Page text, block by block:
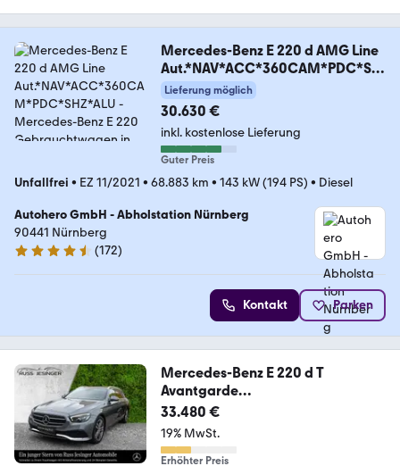
Mercedes-Benz E 220 d AMG Line
Aut.*NAV*ACC*360CAM*PDC*SH
Z*ALU
Lieferung möglich
30.630 €
inkl. kostenlose Lieferung
Guter Preis
Unfallfrei • EZ 11/2021 • 68.883 km • 143 kW (194 PS) • Diesel
Autohero GmbH - Abholstation Nürnberg
90441 Nürnberg
4.5 Sterne
(172)
Kontakt Parken
Mercedes-Benz E 220 d T
Avantgarde
*Cam*Pano*WIDE*LED*StandHz
g
33.480 €
19% MwSt.
Erhöhter Preis